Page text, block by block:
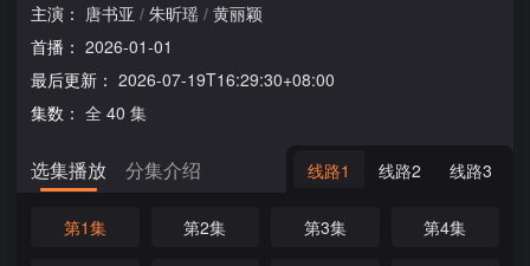
主演： 唐书亚 / 朱昕瑶 / 黄丽颖
首播： 2026-01-01
最后更新： 2026-07-19T16:29:30+08:00
集数： 全 40 集
选集播放 分集介绍 线路1 线路2 线路3
第1集 第2集 第3集 第4集